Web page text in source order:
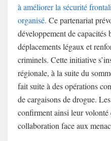
à améliorer la sécurité
organisé. Ce partenariat
développement de
déplacements légaux et
criminels. Cette initiative
régionale, à la suite du
fait suite à des opérations
de cargaisons de drogue.
confirment ainsi leur
collaboration face aux